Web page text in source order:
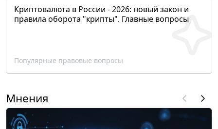
Криптовалюта в России - 2026: новый закон и
правила оборота "крипты". Главные вопросы
Популярные правовые вопросы
Мнения